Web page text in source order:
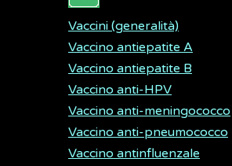
Vaccini (generalità)
Vaccino antiepatite A
Vaccino antiepatite B
Vaccino anti-HPV
Vaccino anti-meningococco
Vaccino anti-pneumococco
Vaccino antinfluenzale